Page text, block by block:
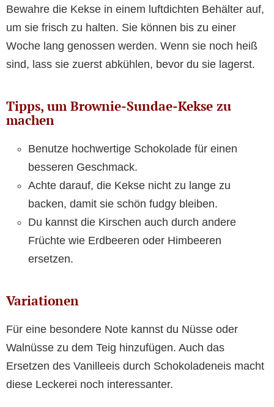
Bewahre die Kekse in einem luftdichten Behälter auf,
um sie frisch zu halten. Sie können bis zu einer
Woche lang genossen werden. Wenn sie noch heiß
sind, lass sie zuerst abkühlen, bevor du sie lagerst.
Tipps, um Brownie-Sundae-Kekse zu
machen
Benutze hochwertige Schokolade für einen
besseren Geschmack.
Achte darauf, die Kekse nicht zu lange zu
backen, damit sie schön fudgy bleiben.
Du kannst die Kirschen auch durch andere
Früchte wie Erdbeeren oder Himbeeren
ersetzen.
Variationen
Für eine besondere Note kannst du Nüsse oder
Walnüsse zu dem Teig hinzufügen. Auch das
Ersetzen des Vanilleeis durch Schokoladeneis macht
diese Leckerei noch interessanter.